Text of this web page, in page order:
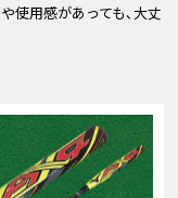
使用感があっても､大丈